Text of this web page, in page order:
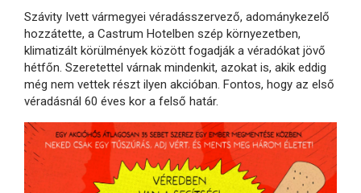
Szávity Ivett vármegyei véradásszervező, adománykezelő
hozzátette, a Castrum Hotelben szép környezetben,
klimatizált körülmények között fogadják a véradókat jövő
hétfőn. Szeretettel várnak mindenkit, azokat is, akik eddig
még nem vettek részt ilyen akcióban. Fontos, hogy az első
véradásnál 60 éves kor a felső határ.